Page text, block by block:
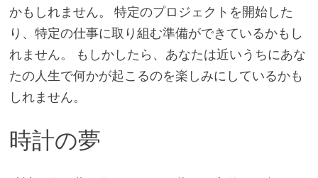
かもしれません。 特定のプロジェクトを開始した
り、特定の仕事に取り組む準備ができているかもし
れません。 もしかしたら、あなたは近いうちにあな
たの人生で何かが起こるのを楽しみにしているかも
しれません。
時計の夢